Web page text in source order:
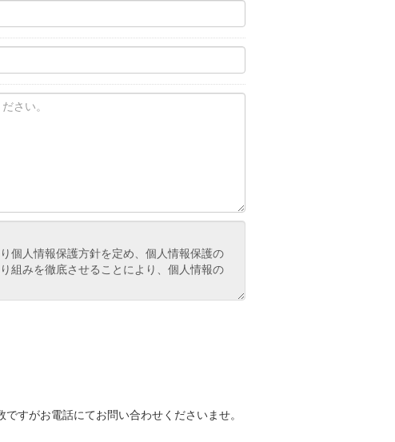
すがお電話にてお問い合わせくださいませ。